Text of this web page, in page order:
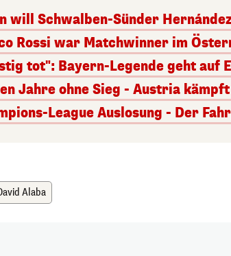
will Schwalben-Sünder
Rossi war Matchwinner im
tot": Bayern-Legende geht auf
Jahre ohne Sieg - Austria
League Auslosung - Der
Alaba